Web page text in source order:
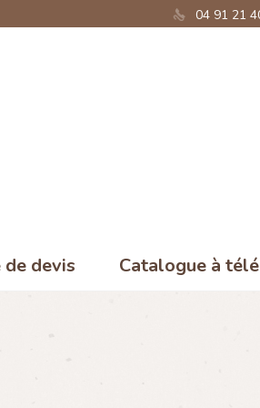
04 91 21
devis Catalogue à